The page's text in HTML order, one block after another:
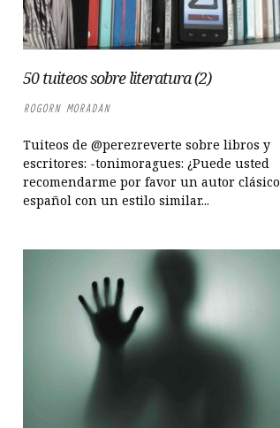
50 tuiteos sobre literatura (2)
ROGORN MORADAN
Tuiteos de @perezreverte sobre libros y
escritores: -tonimoragues: ¿Puede usted
recomendarme por favor un autor clásico
español con un estilo similar...